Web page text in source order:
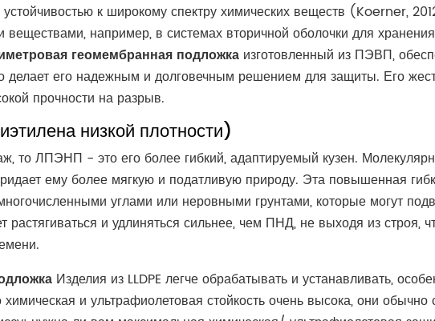
к широкому спектру химических веществ (Koerner,
например, в системах вторичной оболочки для
геомембранная подложкаизготовленный из ПЭВП,
его надежным и долговечным решением для защиты. Его
прочности на разрыв.
низкой плотности)
то ЛПЭНП - это его более гибкий, адаптируемый кузен.
ему более мягкую и податливую природу. Эта повышенная
углами или неровными грунтами, которые могут
и удлиняться сильнее, чем ПНД, не выходя из строя,
Изделия из LLDPE легче обрабатывать и устанавливать,
и ультрафиолетовая стойкость очень высока, они